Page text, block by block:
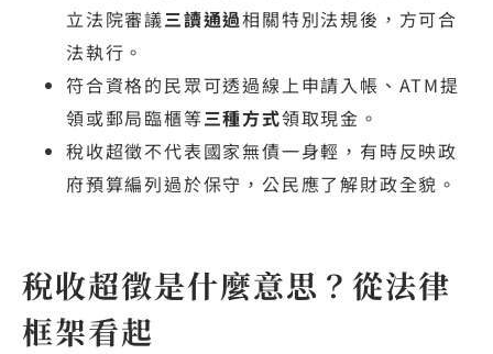
立法院審議三讀通過相關特別法規後，方可合
法執行。
符合資格的民眾可透過線上申請入帳、ATM提
領或郵局臨櫃等三種方式領取現金。
稅收超徵不代表國家無債一身輕，有時反映政
府預算編列過於保守，公民應了解財政全貌。
稅收超徵是什麼意思？從法律
框架看起